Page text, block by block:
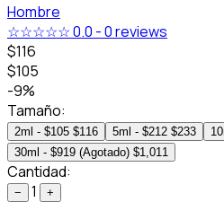
Hombre
☆☆☆☆☆0.0 -0 reviews
$116
$105
-9%
Tamaño:
2ml - $105 $116 5ml - $212 $233
30ml - $919 (Agotado) $1,011
Cantidad:
− 1
+